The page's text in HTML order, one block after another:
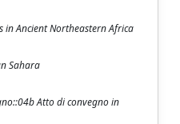
in Ancient Northeastern Africa
Sahara
Atto di convegno in